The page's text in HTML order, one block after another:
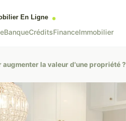
BanqueCréditsFinanceImmobilier
la valeur d'une propriété ?